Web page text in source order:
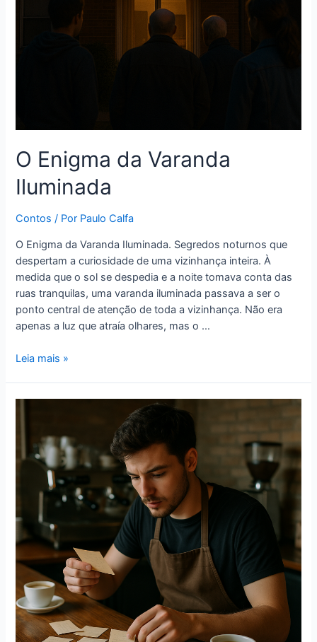
O Enigma da Varanda
Iluminada
Contos / Por Paulo Calfa
O Enigma da Varanda Iluminada. Segredos noturnos que
despertam a curiosidade de uma vizinhança inteira. À
medida que o sol se despedia e a noite tomava conta das
ruas tranquilas, uma varanda iluminada passava a ser o
ponto central de atenção de toda a vizinhança. Não era
apenas a luz que atraía olhares, mas o …
Leia mais »